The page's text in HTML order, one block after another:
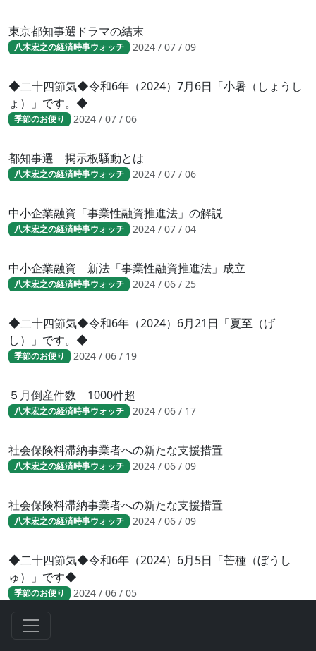
東京都知事選ドラマの結末
八木宏之の経済時事ウォッチ 2024 / 07 / 09
◆二十四節気◆令和6年（2024）7月6日「小暑（しょうし
ょ）」です。◆
季節のお便り 2024 / 07 / 06
都知事選 掲示板騒動とは
八木宏之の経済時事ウォッチ 2024 / 07 / 06
中小企業融資「事業性融資推進法」の解説
八木宏之の経済時事ウォッチ 2024 / 07 / 04
中小企業融資 新法「事業性融資推進法」成立
八木宏之の経済時事ウォッチ 2024 / 06 / 25
◆二十四節気◆令和6年（2024）6月21日「夏至（げ
し）」です。◆
季節のお便り 2024 / 06 / 19
５月倒産件数 1000件超
八木宏之の経済時事ウォッチ 2024 / 06 / 17
社会保険料滞納事業者への新たな支援措置
八木宏之の経済時事ウォッチ 2024 / 06 / 09
社会保険料滞納事業者への新たな支援措置
八木宏之の経済時事ウォッチ 2024 / 06 / 09
◆二十四節気◆令和6年（2024）6月5日「芒種（ぼうし
ゅ）」です◆
季節のお便り 2024 / 06 / 05
急増する年金機構による差し押さえ